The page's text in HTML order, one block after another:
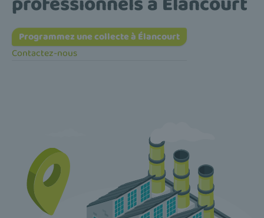
Programmez une collecte à Élancourt
Contactez-nous